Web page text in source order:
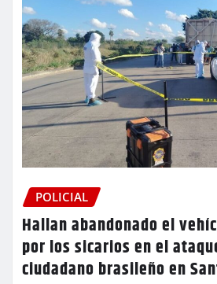
POLICIAL
Hallan abandonado el
por los sicarios en el
ciudadano brasileño en